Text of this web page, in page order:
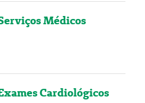
Médicos
Cardiológicos